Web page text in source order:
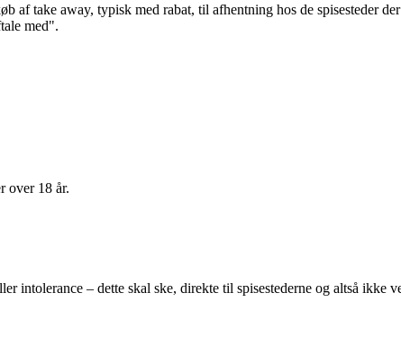
af take away, typisk med rabat, til afhentning hos de spisesteder
med".
over 18 år.
intolerance – dette skal ske, direkte til spisestederne og altså ikke